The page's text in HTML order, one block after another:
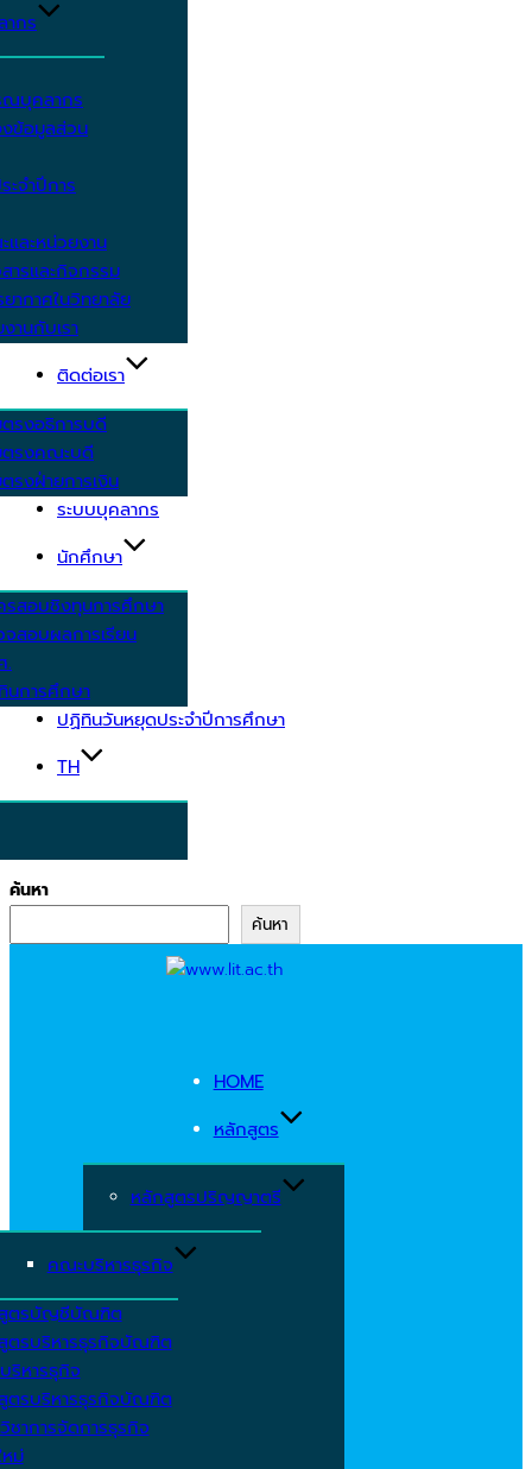
กร
ณบุคลากร
ข้อมูลส่วน
จำปีการ
ละหน่วยงาน
ารและกิจกรรม
ากาศในวิทยาลัย
านกับเรา
ติดต่อเรา
รงอธิการบดี
ตรงคณะบดี
รงฝ่ายการเงิน
ระบบบุคลากร
นักศึกษา
รสอบชิงทุนการศึกษา
สอบผลการเรียน
.
นการศึกษา
ปฏิทินวันหยุดประจำปีการศึกษา
TH
ค้นหา
ค้นหา
HOME
หลักสูตร
หลักสูตรปริญญาตรี
คณะบริหารธุรกิจ
ตรบัญชีบัณฑิต
ตรบริหารธุรกิจบัณฑิต
ริหารธุกิจ
ตรบริหารธุรกิจบัณฑิต
ชาการจัดการธุรกิจ
ม่